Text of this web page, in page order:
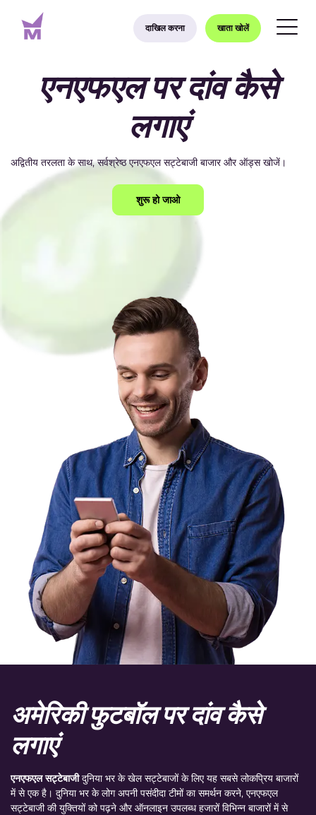
दाखिल करना खाता खोलें
एनएफएल पर दांव कैसे
लगाएं
अद्वितीय तरलता के साथ, सर्वश्रेष्ठ एनएफएल सट्टेबाजी बाजार और ऑड्स खोजें।
शुरू हो जाओ
अमेरिकी फुटबॉल पर दांव कैसे
लगाएं
एनएफएल सट्टेबाजीदुनिया भर के खेल सट्टेबाजों के लिए यह सबसे लोकप्रिय बाजारों
में से एक है। दुनिया भर के लोग अपनी पसंदीदा टीमों का समर्थन करने, एनएफएल
सट्टेबाजी की युक्तियों को पढ़ने और ऑनलाइन उपलब्ध हजारों विभिन्न बाजारों में से